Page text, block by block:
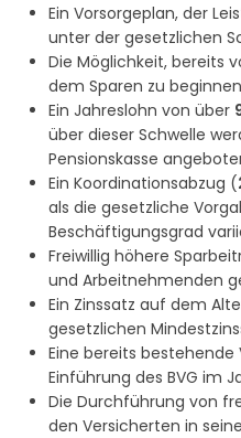
Ein Vorsorgeplan, der
unter der gesetzlichen
Die Möglichkeit, bereits
dem Sparen zu
Ein Jahreslohn von über
über dieser Schwelle
Pensionskasse
Ein Koordinationsabzug (
als die gesetzliche
Beschäftigungsgrad
Freiwillig höhere
und Arbeitnehmenden
Ein Zinssatz auf dem
gesetzlichen
Eine bereits
Einführung des BVG im
Die Durchführung von
den Versicherten in